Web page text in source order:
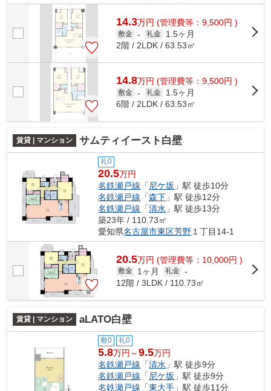
14.3万円 (管理費等：9,500円 )
敷金 - 礼金
1.5ヶ月
2階 / 2LDK / 63.53㎡
14.8万円 (管理費等：9,500円 )
敷金 - 礼金
1.5ヶ月
6階 / 2LDK / 63.53㎡
賃貸 | マンション サムティイースト白壁
礼0
20.5万円
名鉄瀬戸線 「尼ケ坂 」駅 徒歩10分
名鉄瀬戸線 「森下 」駅 徒歩12分
名鉄瀬戸線 「清水 」駅 徒歩13分
築23年 / 110.73㎡
愛知県名古屋市東区芳野１丁目14-1
20.5万円 (管理費等：10,000円 )
敷金 1ヶ月 礼金 -
12階 / 3LDK / 110.73㎡
賃貸 | マンション aLATO白壁
敷0 礼0
5.8万円～9.5万円
名鉄瀬戸線 「清水 」駅 徒歩9分
名鉄瀬戸線 「 尼ケ坂 」駅 徒歩9分
名鉄瀬戸線 「東大手 」駅 徒歩11分